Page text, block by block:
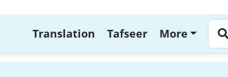
Translation Tafseer More